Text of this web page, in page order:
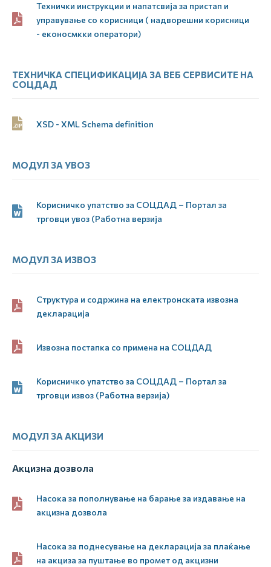
Технички инструкции и напатсвија за пристап и
управување со корисници ( надворешни корисници
- еконосмкки оператори)
ТЕХНИЧКА СПЕЦИФИКАЦИЈА ЗА ВЕБ СЕРВИСИТЕ НА
СОЦДАД
XSD - XML Schema definition
МОДУЛ ЗА УВОЗ
Корисничко упатство за СОЦДАД – Портал за
трговци увоз (Работна верзија
МОДУЛ ЗА ИЗВОЗ
Структура и содржина на електронската извозна
декларација
Извозна постапка со примена на СОЦДАД
Корисничко упатство за СОЦДАД – Портал за
трговци извоз (Работна верзија)
МОДУЛ ЗА АКЦИЗИ
Акцизна дозвола
Насока за пополнување на барање за издавање на
акцизна дозвола
Насока за поднесување на декларација за плаќање
на акциза за пуштање во промет од акцизни